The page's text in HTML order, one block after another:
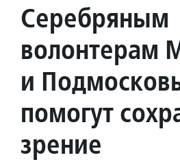
Серебряным
волонтерам
и
помогут
зрение